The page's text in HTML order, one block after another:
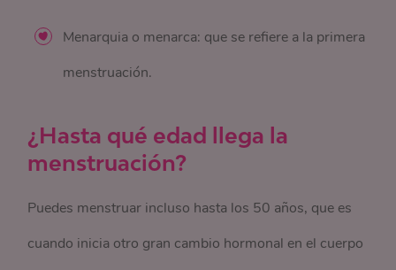
Menarquia o menarca: que se refiere a la primera
menstruación.
¿Hasta qué edad llega la
menstruación?
Puedes menstruar incluso hasta los 50 años, que es
cuando inicia otro gran cambio hormonal en el cuerpo